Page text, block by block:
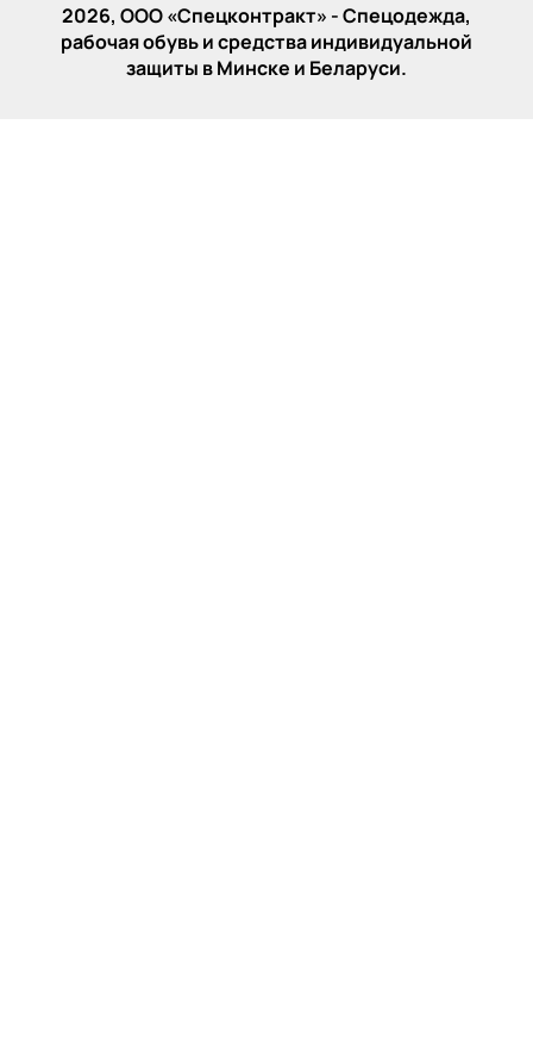
2026, ООО «‎Спецконтракт» - Спецодежда,
рабочая обувь и средства индивидуальной
защиты в Минске и Беларуси.